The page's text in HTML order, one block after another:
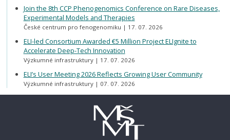
Join the 8th CCP Phenogenomics Conference on Rare Diseases,
Experimental Models and Therapies
České centrum pro fenogenomiku 17. 07. 2026
ELI-led Consortium Awarded €5 Million Project ELIgnite to
Accelerate Deep-Tech Innovation
Výzkumné infrastruktury 17. 07. 2026
ELI’s User Meeting 2026 Reflects Growing User Community
Výzkumné infrastruktury 07. 07. 2026